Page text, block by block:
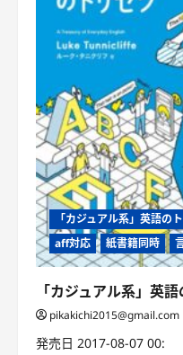
「カジュアル系」英語の
aff対応
紙書籍同時
「カジュアル系」英
pikakichi2015@gmail.com
発売日 2017-08-07 00: